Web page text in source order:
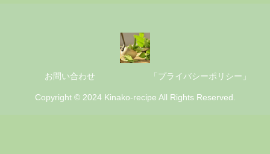
お問い合わせ 「プライバシーポリシー」
Copyright © 2024 Kinako-recipe All Rights Reserved.